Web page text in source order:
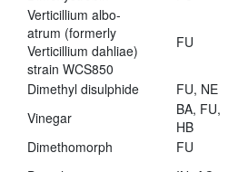
Verticillium albo-
atrum (formerly
Verticillium dahliae)
strain WCS850
FU
Dimethyl disulphide FU, NE
Vinegar
BA, FU,
HB
Dimethomorph
FU